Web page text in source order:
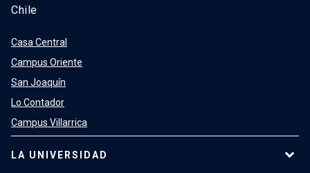
Chile
Casa Central
Campus Oriente
San Joaquín
Lo Contador
Campus Villarrica
LA UNIVERSIDAD